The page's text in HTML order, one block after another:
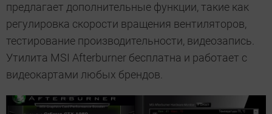
предлагает дополнительные функции, такие как
регулировка скорости вращения вентиляторов,
тестирование производительности, видеозапись.
Утилита MSI Afterburner бесплатна и работает с
видеокартами любых брендов.